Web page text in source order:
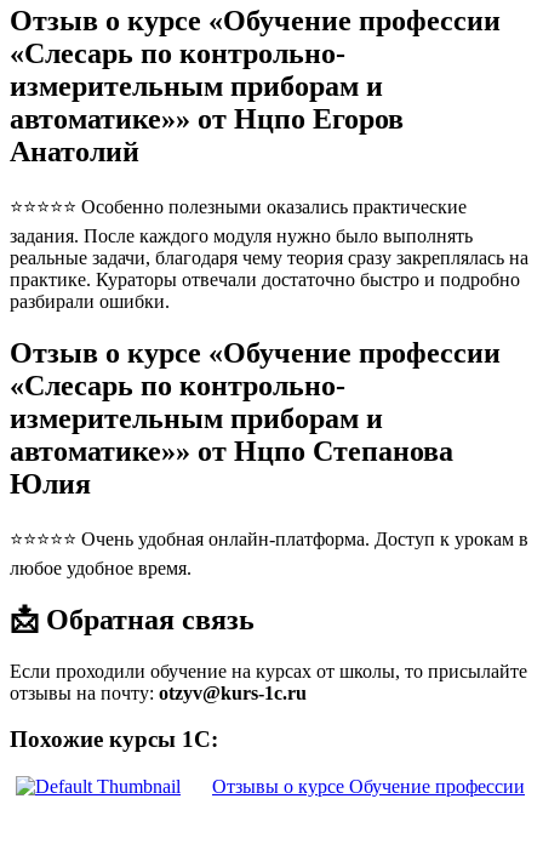
Отзыв о курсе «Обучение профессии
«Слесарь по контрольно-
измерительным приборам и
автоматике»» от Нцпо Егоров
Анатолий
⭐⭐⭐⭐⭐ Особенно полезными оказались практические
задания. После каждого модуля нужно было выполнять
реальные задачи, благодаря чему теория сразу закреплялась на
практике. Кураторы отвечали достаточно быстро и подробно
разбирали ошибки.
Отзыв о курсе «Обучение профессии
«Слесарь по контрольно-
измерительным приборам и
автоматике»» от Нцпо Степанова
Юлия
⭐⭐⭐⭐⭐ Очень удобная онлайн-платформа. Доступ к урокам в
любое удобное время.
📩 Обратная связь
Если проходили обучение на курсах от школы, то присылайте
отзывы на почту: otzyv@kurs-1c.ru
Похожие курсы 1С:
Отзывы о курсе Обучение профессии